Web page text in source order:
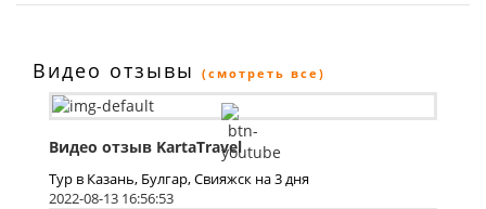
Видео отзывы (смотреть все)
Видео отзыв KartaTravel
Тур в Казань, Булгар, Свияжск на 3 дня
2022-08-13 16:56:53